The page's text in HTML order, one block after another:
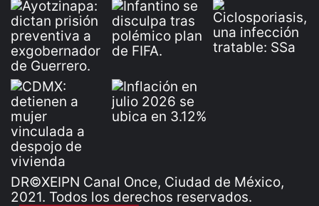
DR©XEIPN Canal Once, Ciudad de México,
2021. Todos los derechos reservados.